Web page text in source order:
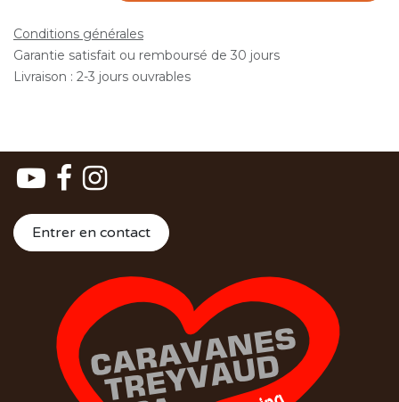
Conditions générales
Garantie satisfait ou remboursé de 30 jours
Livraison : 2-3 jours ouvrables
Entrer en contact